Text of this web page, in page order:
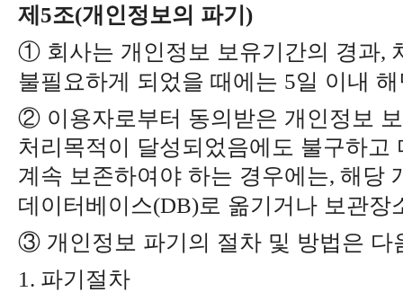
제5조(개인정보의 파기)
① 회사는 개인정보 보유기간의 경과,
불필요하게 되었을 때에는 5일 이내
② 이용자로부터 동의받은 개인정보
처리목적이 달성되었음에도 불구하고
계속 보존하여야 하는 경우에는, 해당
데이터베이스(DB)로 옮기거나 보관장
③ 개인정보 파기의 절차 및 방법은 다
1. 파기절차